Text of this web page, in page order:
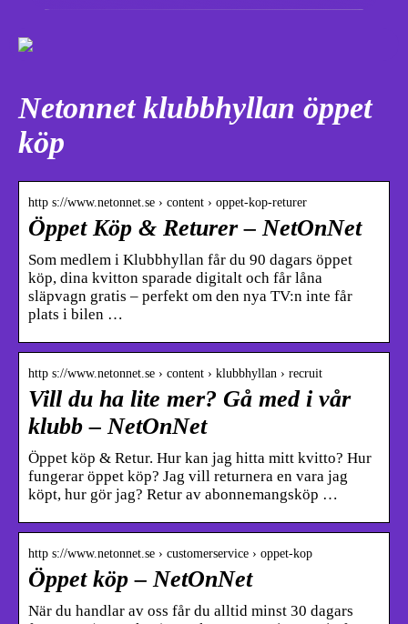
Netonnet klubbhyllan öppet
köp
http s://www.netonnet.se › content › oppet-kop-returer
Öppet Köp & Returer – NetOnNet
Som medlem i Klubbhyllan får du 90 dagars öppet
köp, dina kvitton sparade digitalt och får låna
släpvagn gratis – perfekt om den nya TV:n inte får
plats i bilen …
http s://www.netonnet.se › content › klubbhyllan › recruit
Vill du ha lite mer? Gå med i vår
klubb – NetOnNet
Öppet köp & Retur. Hur kan jag hitta mitt kvitto? Hur
fungerar öppet köp? Jag vill returnera en vara jag
köpt, hur gör jag? Retur av abonnemangsköp …
http s://www.netonnet.se › customerservice › oppet-kop
Öppet köp – NetOnNet
När du handlar av oss får du alltid minst 30 dagars